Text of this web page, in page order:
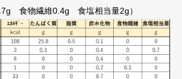
食物繊維0.4g 食塩相当量2g）